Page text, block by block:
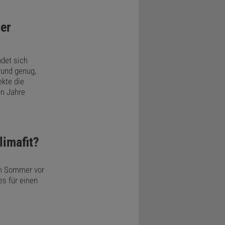
man
sich
genug,
die
Jahre
Sommer vor
für einen